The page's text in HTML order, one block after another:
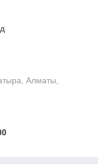
Алматы,